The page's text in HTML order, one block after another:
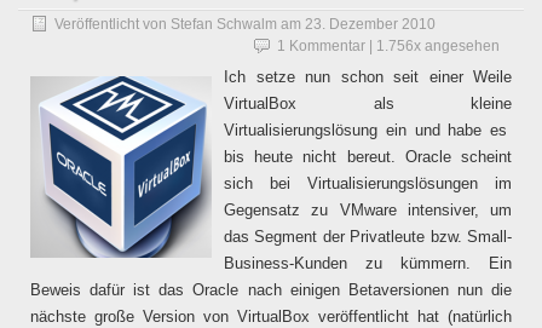
Veröffentlicht von Stefan Schwalm am 23. Dezember 2010
1 Kommentar | 1.756x angesehen
Ich setze nun schon seit einer Weile
VirtualBox als kleine
Virtualisierungslösung ein und habe es
bis heute nicht bereut. Oracle scheint
sich bei Virtualisierungslösungen im
Gegensatz zu VMware intensiver, um
das Segment der Privatleute bzw. Small-
Business-Kunden zu kümmern. Ein
Beweis dafür ist das Oracle nach einigen Betaversionen nun die
nächste große Version von VirtualBox veröffentlicht hat (natürlich